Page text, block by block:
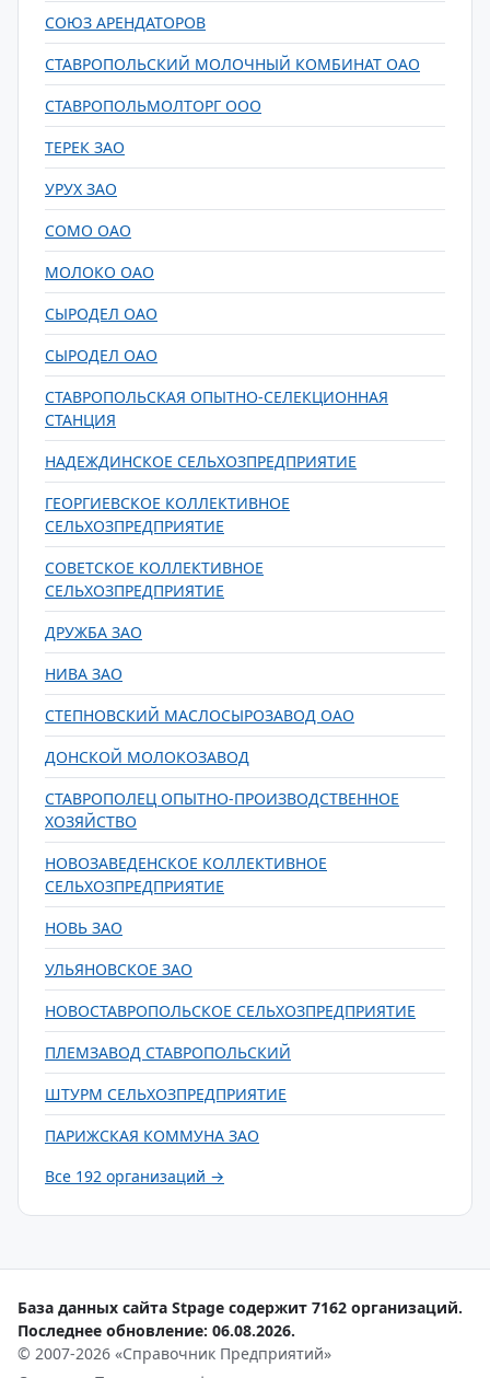
СОЮЗ АРЕНДАТОРОВ
СТАВРОПОЛЬСКИЙ МОЛОЧНЫЙ КОМБИНАТ ОАО
СТАВРОПОЛЬМОЛТОРГ ООО
ТЕРЕК ЗАО
УРУХ ЗАО
СОМО ОАО
МОЛОКО ОАО
СЫРОДЕЛ ОАО
СЫРОДЕЛ ОАО
СТАВРОПОЛЬСКАЯ ОПЫТНО-СЕЛЕКЦИОННАЯ
СТАНЦИЯ
НАДЕЖДИНСКОЕ СЕЛЬХОЗПРЕДПРИЯТИЕ
ГЕОРГИЕВСКОЕ КОЛЛЕКТИВНОЕ
СЕЛЬХОЗПРЕДПРИЯТИЕ
СОВЕТСКОЕ КОЛЛЕКТИВНОЕ
СЕЛЬХОЗПРЕДПРИЯТИЕ
ДРУЖБА ЗАО
НИВА ЗАО
СТЕПНОВСКИЙ МАСЛОСЫРОЗАВОД ОАО
ДОНСКОЙ МОЛОКОЗАВОД
СТАВРОПОЛЕЦ ОПЫТНО-ПРОИЗВОДСТВЕННОЕ
ХОЗЯЙСТВО
НОВОЗАВЕДЕНСКОЕ КОЛЛЕКТИВНОЕ
СЕЛЬХОЗПРЕДПРИЯТИЕ
НОВЬ ЗАО
УЛЬЯНОВСКОЕ ЗАО
НОВОСТАВРОПОЛЬСКОЕ СЕЛЬХОЗПРЕДПРИЯТИЕ
ПЛЕМЗАВОД СТАВРОПОЛЬСКИЙ
ШТУРМ СЕЛЬХОЗПРЕДПРИЯТИЕ
ПАРИЖСКАЯ КОММУНА ЗАО
Все 192 организаций →
База данных сайта Stpage содержит 7162 организаций.
Последнее обновление: 06.08.2026.
© 2007-2026 «Справочник Предприятий»